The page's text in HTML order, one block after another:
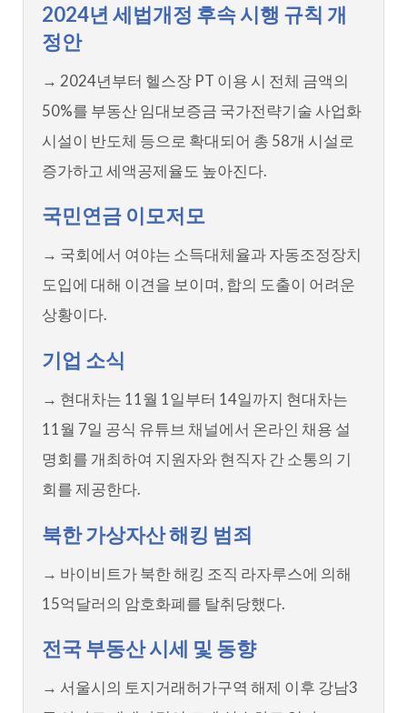
2024년 세법개정 후속 시행 규칙 개
정안
→ 2024년부터 헬스장 PT 이용 시 전체 금액의
50%를 부동산 임대보증금 국가전략기술 사업화
시설이 반도체 등으로 확대되어 총 58개 시설로
증가하고 세액공제율도 높아진다.
국민연금 이모저모
→ 국회에서 여야는 소득대체율과 자동조정장치
도입에 대해 이견을 보이며, 합의 도출이 어려운
상황이다.
기업 소식
→ 현대차는 11월 1일부터 14일까지 현대차는
11월 7일 공식 유튜브 채널에서 온라인 채용 설
명회를 개최하여 지원자와 현직자 간 소통의 기
회를 제공한다.
북한 가상자산 해킹 범죄
→ 바이비트가 북한 해킹 조직 라자루스에 의해
15억달러의 암호화폐를 탈취당했다.
전국 부동산 시세 및 동향
→ 서울시의 토지거래허가구역 해제 이후 강남3